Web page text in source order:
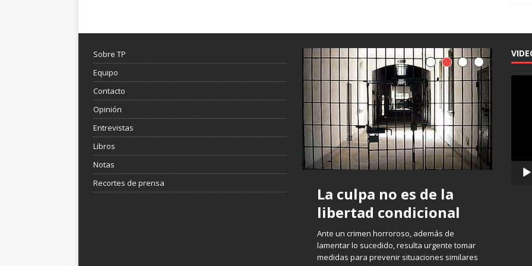
Sobre TP
Equipo
Contacto
Opinión
Entrevistas
Libros
Notas
Recortes de prensa
La culpa no es de la
libertad condicional
Ante un crimen horroroso, además de
lamentar lo sucedido, resulta urgente tomar
medidas para prevenir situaciones similares